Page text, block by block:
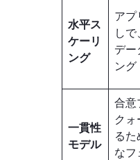
水平ス
ケーリ
ング
アプ
し
デー
ング
一貫性
モデル
合意
ク
る
なフ